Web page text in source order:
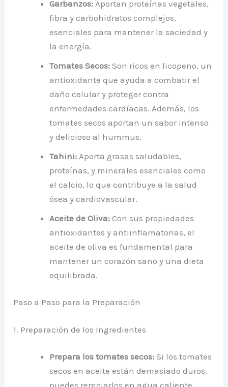
Garbanzos: Aportan proteínas vegetales,
fibra y carbohidratos complejos,
esenciales para mantener la saciedad y
la energía.
Tomates Secos: Son ricos en licopeno, un
antioxidante que ayuda a combatir el
daño celular y proteger contra
enfermedades cardíacas. Además, los
tomates secos aportan un sabor intenso
y delicioso al hummus.
Tahini: Aporta grasas saludables,
proteínas, y minerales esenciales como
el calcio, lo que contribuye a la salud
ósea y cardiovascular.
Aceite de Oliva: Con sus propiedades
antioxidantes y antiinflamatorias, el
aceite de oliva es fundamental para
mantener un corazón sano y una dieta
equilibrada.
Paso a Paso para la Preparación
1. Preparación de los Ingredientes
Prepara los tomates secos: Si los tomates
secos en aceite están demasiado duros,